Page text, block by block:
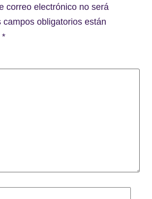
correo electrónico no será
campos obligatorios están
*